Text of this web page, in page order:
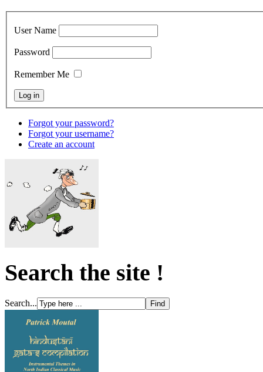
User Name
Password
Remember Me
Forgot your password?
Forgot your username?
Create an account
Search the site !
Search...